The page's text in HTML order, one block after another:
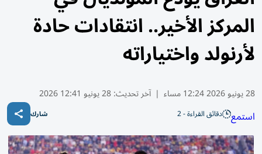
المركز الأخير.. انتقادات حادة
لأرنولد واختياراته
28 يونيو 2026 12:24 مساء | آخر تحديث:28 يونيو 12:41 2026
استمع دقائق القراءة - 2 شارك